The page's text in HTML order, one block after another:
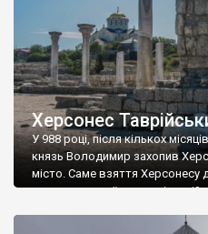
Херсонес
У 988 році, після кількох
князь Володимир захопив
місто. Саме взяття
диктувати свої умови
Херсонесі Володимир-